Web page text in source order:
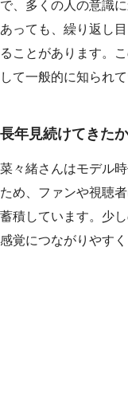
で、多くの人の意識
あっても、繰り返し
ることがあります。
して一般的に知られて
長年見続けてきた
菜々緒さんはモデル
ため、ファンや視聴
蓄積しています。少
感覚につながりやす